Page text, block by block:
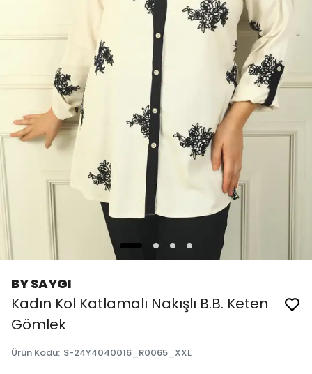
BY SAYGI
Kadın Kol Katlamalı Nakışlı B.B. Keten
Gömlek
Ürün Kodu: S-24Y4040016_R0065_XXL